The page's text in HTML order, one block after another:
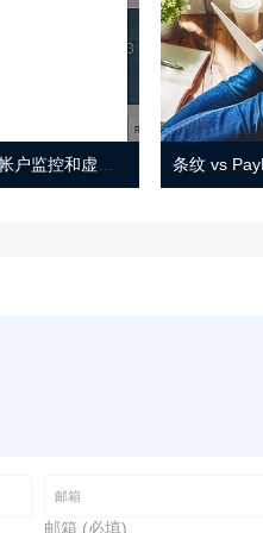
邮箱 (必填)